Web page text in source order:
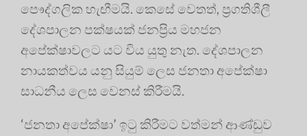
පෞද්ගලික හැඟීමයි. කෙසේ වෙතත්, ප්‍රගතිශීලී
දේශපාලන පක්ෂයක් ජනප්‍රිය මහජන
අපේක්ෂාවලට යට විය යුතු නැත. දේශපාලන
නායකත්වය යනු සියුම් ලෙස ජනතා අපේක්ෂා
සාධනීය ලෙස වෙනස් කිරීමයි.
‘ජනතා අපේක්ෂා’ ඉටු කිරීමට වත්මන් ආණ්ඩුව